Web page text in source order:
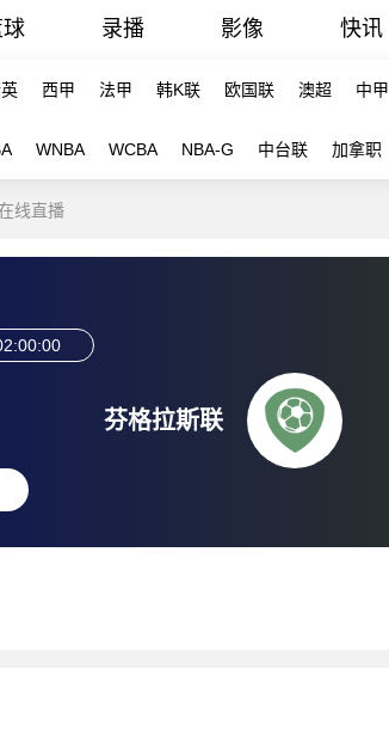
录播 影像 快讯
西甲 法甲 韩K联 欧国联 澳超 中甲
WNBA WCBA NBA-G 中台联 加拿职
线直播
芬格拉斯联